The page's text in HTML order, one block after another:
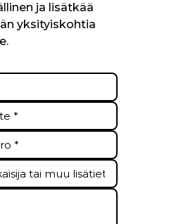
ja lisätkää
yksityiskohtia